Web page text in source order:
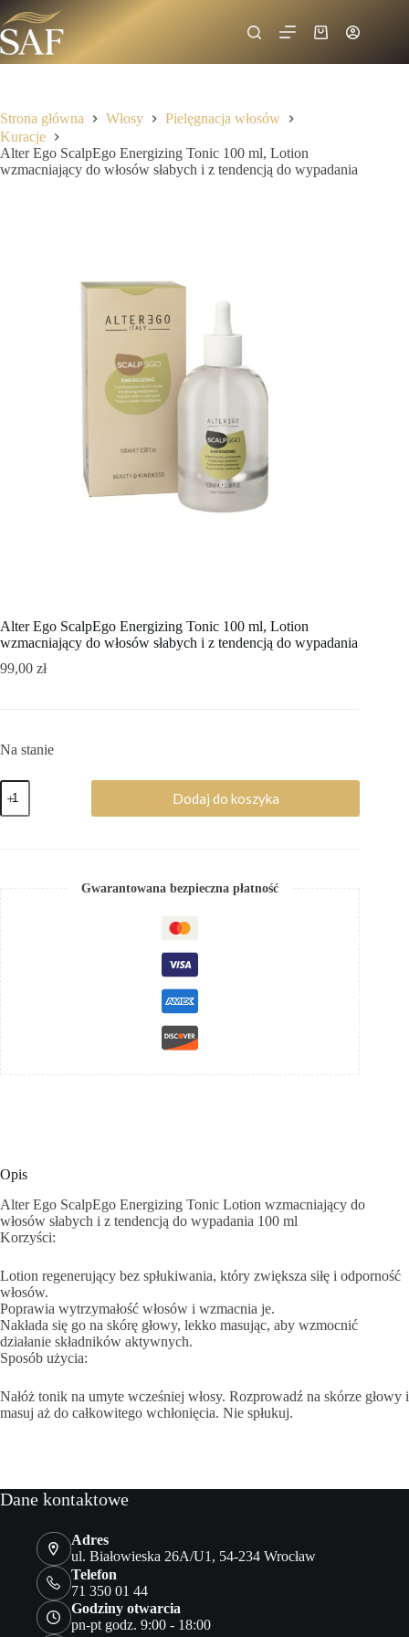
Strona główna Włosy
Pielęgnacja włosów
Kuracje
Alter Ego ScalpEgo Energizing Tonic 100 ml, Lotion
wzmacniający do włosów słabych i z tendencją do wypadania
Alter Ego ScalpEgo Energizing Tonic 100 ml, Lotion
wzmacniający do włosów słabych i z tendencją do wypadania
99,00 zł
Na stanie
Dodaj do koszyka
Gwarantowana bezpieczna płatność
Opis
Alter Ego ScalpEgo Energizing Tonic Lotion wzmacniający do
włosów słabych i z tendencją do wypadania 100 ml
Korzyści:
Lotion regenerujący bez spłukiwania, który zwiększa siłę i odporność
włosów.
Poprawia wytrzymałość włosów i wzmacnia je.
Nakłada się go na skórę głowy, lekko masując, aby wzmocnić
działanie składników aktywnych.
Sposób użycia:
Nałóż tonik na umyte wcześniej włosy. Rozprowadź na skórze głowy i
masuj aż do całkowitego wchłonięcia. Nie spłukuj.
Dane kontaktowe
Adres
ul. Białowieska 26A/U1, 54-234 Wrocław
Telefon
71 350 01 44
Godziny otwarcia
pn-pt godz. 9:00 - 18:00